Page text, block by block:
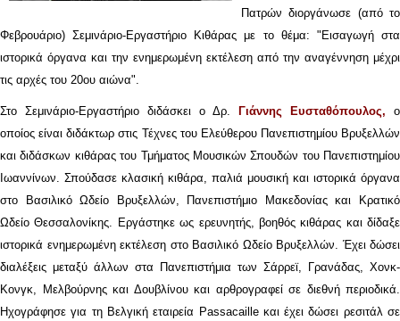
Πατρών διοργάνωσε (από το
Φεβρουάριο) Σεμινάριο-Εργαστήριο Κιθάρας με το θέμα: "Εισαγωγή στα
ιστορικά όργανα και την ενημερωμένη εκτέλεση από την αναγέννηση μέχρι
τις αρχές του 20ου αιώνα".
Στο Σεμινάριο-Εργαστήριο διδάσκει ο Δρ. Γιάννης Ευσταθόπουλος, ο
οποίος είναι διδάκτωρ στις Τέχνες του Ελεύθερου Πανεπιστημίου Βρυξελλών
και διδάσκων κιθάρας του Τμήματος Μουσικών Σπουδών του Πανεπιστημίου
Ιωαννίνων. Σπούδασε κλασική κιθάρα, παλιά μουσική και ιστορικά όργανα
στο Βασιλικό Ωδείο Βρυξελλών, Πανεπιστήμιο Μακεδονίας και Κρατικό
Ωδείο Θεσσαλονίκης. Εργάστηκε ως ερευνητής, βοηθός κιθάρας και δίδαξε
ιστορικά ενημερωμένη εκτέλεση στο Βασιλικό Ωδείο Βρυξελλών. Έχει δώσει
διαλέξεις μεταξύ άλλων στα Πανεπιστήμια των Σάρρεϊ, Γρανάδας, Χονκ-
Κονγκ, Μελβούρνης και Δουβλίνου και αρθρογραφεί σε διεθνή περιοδικά.
Ηχογράφησε για τη Βελγική εταιρεία Passacaille και έχει δώσει ρεσιτάλ σε